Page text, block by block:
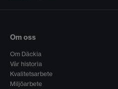
Om oss
Om Däckia
Vår historia
Kvalitetsarbete
Miljöarbete